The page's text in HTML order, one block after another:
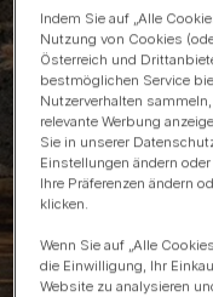
Indem Sie auf „Alle
Nutzung von Cookies
Österreich und
bestmöglichen Service
Nutzerverhalten
relevante Werbung
Sie in unserer
Einstellungen ändern
Ihre Präferenzen ändern
klicken.
Wenn Sie auf „Alle
die Einwilligung, Ihr
Website zu analysieren